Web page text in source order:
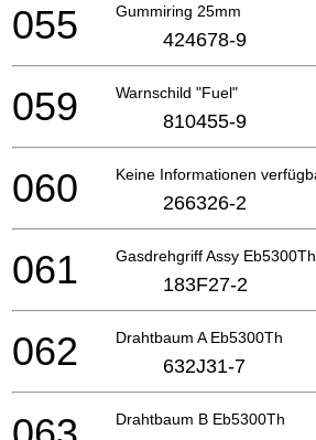
Gummiring 25mm
055 424678-9
Warnschild "Fuel"
059 810455-9
Keine Informationen
060 266326-2
Gasdrehgriff Assy Eb5300Th
061 183F27-2
Drahtbaum A Eb5300Th
062 632J31-7
Drahtbaum B Eb5300Th